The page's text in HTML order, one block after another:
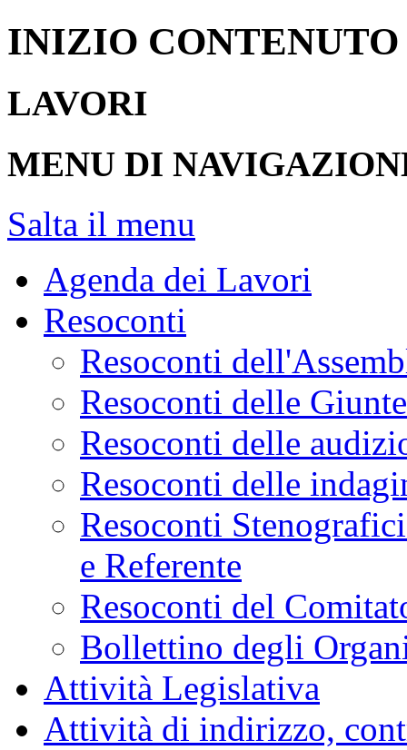
INIZIO CONTENUTO
LAVORI
MENU DI
Salta il menu
Agenda dei Lavori
Resoconti
Resoconti
Resoconti delle
Resoconti delle
Resoconti delle
Resoconti
e Referente
Resoconti del
Bollettino degli
Attività Legislativa
Attività di indirizzo,